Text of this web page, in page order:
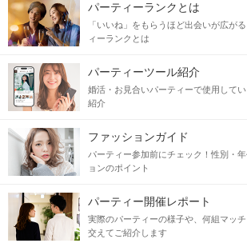
パーティーランクとは
「いいね」をもらうほど出会いが広が
ィーランクとは
パーティーツール紹介
婚活・お見合いパーティーで使用して
紹介
ファッションガイド
パーティー参加前にチェック！性別・
ョンのポイント
パーティー開催レポート
実際のパーティーの様子や、何組マッ
交えてご紹介します